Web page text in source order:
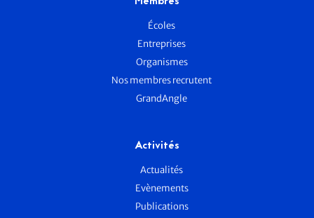
Écoles
Entreprises
Organismes
Nos membres recrutent
GrandAngle
Activités
Actualités
Evènements
Publications